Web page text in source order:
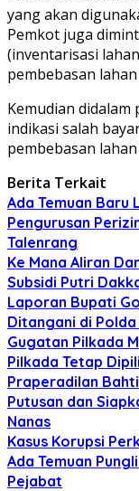
yang akan
Pemkot juga
(inventarisasi
pembebasan
Kemudian
indikasi salah
pembebasan
Berita Terkait
Ada Temuan Baru
Pengurusan
Talenrang
Ke Mana Aliran
Subsidi Putri
Laporan Bupati
Ditangani di Polda
Gugatan Pilkada
Pilkada Tetap
Praperadilan
Putusan dan
Nanas
Kasus Korupsi
Ada Temuan
Pejabat